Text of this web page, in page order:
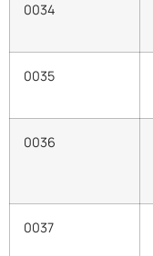
0034
0035
0036
0037